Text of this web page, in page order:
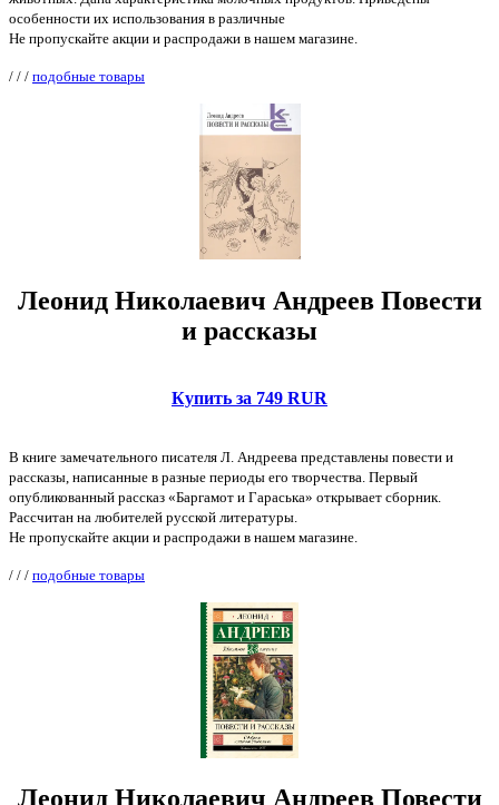
особенности их использования в различные
Не пропускайте акции и распродажи в нашем магазине.
/ / / подобные товары
Леонид Николаевич Андреев Повести
и рассказы
Купить за 749 RUR
В книге замечательного писателя Л. Андреева представлены повести и
рассказы, написанные в разные периоды его творчества. Первый
опубликованный рассказ «Баргамот и Гараська» открывает сборник.
Рассчитан на любителей русской литературы.
Не пропускайте акции и распродажи в нашем магазине.
/ / / подобные товары
Леонид Николаевич Андреев Повести